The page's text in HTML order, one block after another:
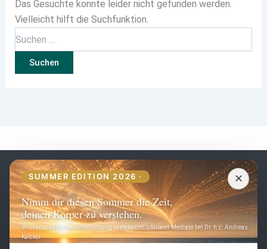
Das Gesuchte konnte leider nicht gefunden werden.
Vielleicht hilft die Suchfunktion.
✕
SUMMER EDITION 2026 ·
Nimm dir diesen Sommer die Zeit,
deinen Körper zu verstehen.
Wissenschaftliche Weiterbildung in elektromolekularer Medizin bei Dr. h.c. Andreas
Kalcker
DE
Seiten
Home
Schulung